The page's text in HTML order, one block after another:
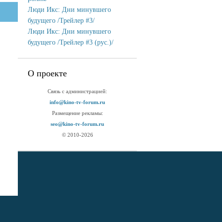
Люди Икс: Дни минувшего
будущего /Трейлер #3/
Люди Икс: Дни минувшего
будущего /Трейлер #3 (рус.)/
О проекте
Связь с администрацией:
info@kino-tv-forum.ru
Размещение рекламы:
seo@kino-tv-forum.ru
© 2010-2026